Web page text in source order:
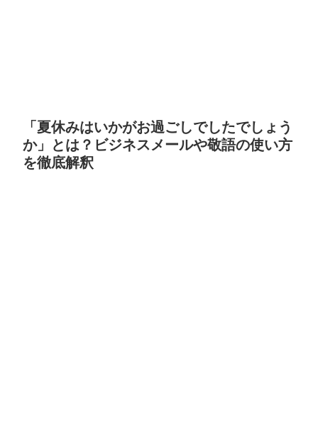
「夏休みはいかがお過ごしでしたでしょう
か」とは？ビジネスメールや敬語の使い方
を徹底解釈